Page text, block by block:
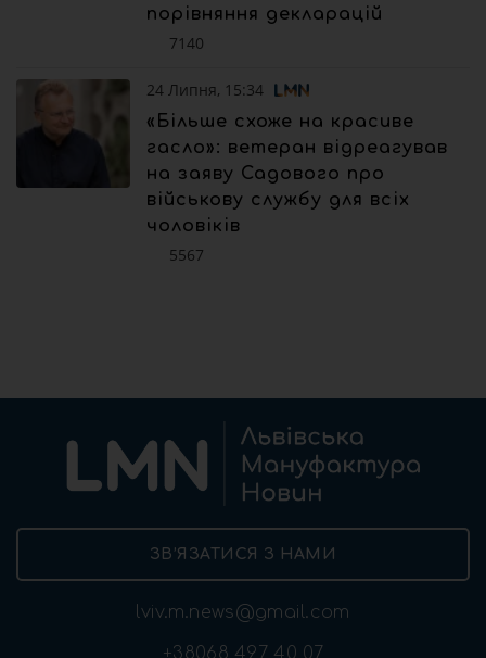
порівняння декларацій
7140
24 Липня, 15:34
«Більше схоже на красиве
гасло»: ветеран відреагував
на заяву Садового про
військову службу для всіх
чоловіків
5567
ЗВ’ЯЗАТИСЯ З НАМИ
lviv.m.news@gmail.com
+38068 497 40 07